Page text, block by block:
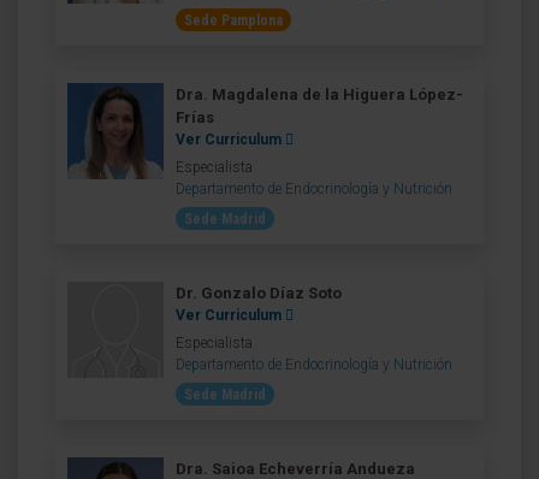
Sede Pamplona
Dra. Magdalena de la Higuera López-
Frías
Ver Curriculum
Especialista
Departamento de Endocrinología y Nutrición
Sede Madrid
Dr. Gonzalo Díaz Soto
Ver Curriculum
Especialista
Departamento de Endocrinología y Nutrición
Sede Madrid
Dra. Saioa Echeverría Andueza